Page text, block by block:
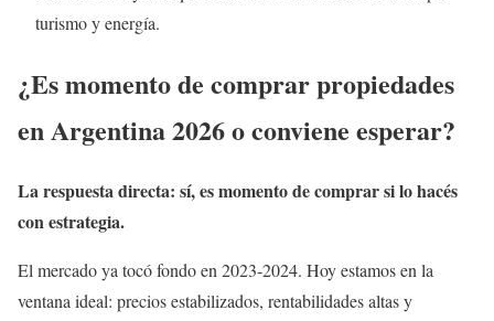
turismo y energía.
¿Es momento de comprar propiedades
en Argentina 2026 o conviene esperar?
La respuesta directa: sí, es momento de comprar si lo hacés
con estrategia.
El mercado ya tocó fondo en 2023-2024. Hoy estamos en la
ventana ideal: precios estabilizados, rentabilidades altas y